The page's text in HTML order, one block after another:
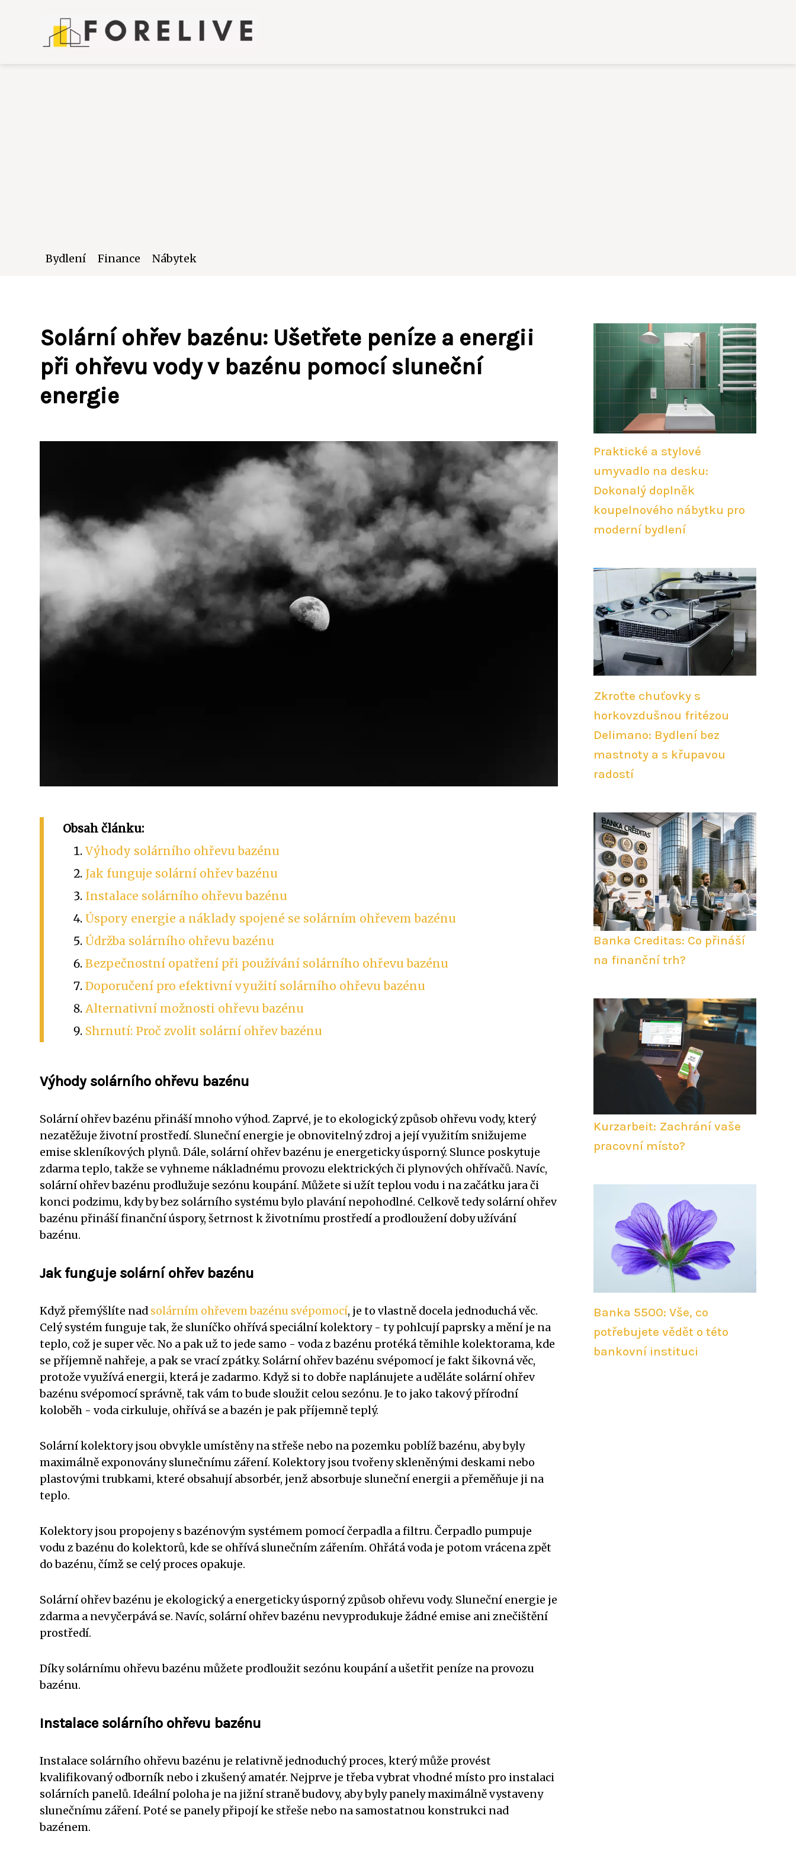
Bydlení Finance Nábytek
Solární ohřev bazénu: Ušetřete peníze a energii
při ohřevu vody v bazénu pomocí sluneční
energie
Obsah článku:
Výhody solárního ohřevu bazénu
Jak funguje solární ohřev bazénu
Instalace solárního ohřevu bazénu
Úspory energie a náklady spojené se solárním ohřevem bazénu
Údržba solárního ohřevu bazénu
Bezpečnostní opatření při používání solárního ohřevu bazénu
Doporučení pro efektivní využití solárního ohřevu bazénu
Alternativní možnosti ohřevu bazénu
Shrnutí: Proč zvolit solární ohřev bazénu
Výhody solárního ohřevu bazénu
Solární ohřev bazénu přináší mnoho výhod. Zaprvé, je to ekologický způsob ohřevu vody, který
nezatěžuje životní prostředí. Sluneční energie je obnovitelný zdroj a její využitím snižujeme
emise skleníkových plynů. Dále, solární ohřev bazénu je energeticky úsporný. Slunce poskytuje
zdarma teplo, takže se vyhneme nákladnému provozu elektrických či plynových ohřívačů. Navíc,
solární ohřev bazénu prodlužuje sezónu koupání. Můžete si užít teplou vodu i na začátku jara či
konci podzimu, kdy by bez solárního systému bylo plavání nepohodlné. Celkově tedy solární ohřev
bazénu přináší finanční úspory, šetrnost k životnímu prostředí a prodloužení doby užívání
bazénu.
Jak funguje solární ohřev bazénu
Když přemýšlíte nad solárním ohřevem bazénu svépomocí, je to vlastně docela jednoduchá věc.
Celý systém funguje tak, že sluníčko ohřívá speciální kolektory - ty pohlcují paprsky a mění je na
teplo, což je super věc. No a pak už to jede samo - voda z bazénu protéká těmihle kolektorama, kde
se příjemně nahřeje, a pak se vrací zpátky. Solární ohřev bazénu svépomocí je fakt šikovná věc,
protože využívá energii, která je zadarmo. Když si to dobře naplánujete a uděláte solární ohřev
bazénu svépomocí správně, tak vám to bude sloužit celou sezónu. Je to jako takový přírodní
koloběh - voda cirkuluje, ohřívá se a bazén je pak příjemně teplý.
Solární kolektory jsou obvykle umístěny na střeše nebo na pozemku poblíž bazénu, aby byly
maximálně exponovány slunečnímu záření. Kolektory jsou tvořeny skleněnými deskami nebo
plastovými trubkami, které obsahují absorbér, jenž absorbuje sluneční energii a přeměňuje ji na
teplo.
Kolektory jsou propojeny s bazénovým systémem pomocí čerpadla a filtru. Čerpadlo pumpuje
vodu z bazénu do kolektorů, kde se ohřívá slunečním zářením. Ohřátá voda je potom vrácena zpět
do bazénu, čímž se celý proces opakuje.
Solární ohřev bazénu je ekologický a energeticky úsporný způsob ohřevu vody. Sluneční energie je
zdarma a nevyčerpává se. Navíc, solární ohřev bazénu nevyprodukuje žádné emise ani znečištění
prostředí.
Díky solárnímu ohřevu bazénu můžete prodloužit sezónu koupání a ušetřit peníze na provozu
bazénu.
Instalace solárního ohřevu bazénu
Instalace solárního ohřevu bazénu je relativně jednoduchý proces, který může provést
kvalifikovaný odborník nebo i zkušený amatér. Nejprve je třeba vybrat vhodné místo pro instalaci
solárních panelů. Ideální poloha je na jižní straně budovy, aby byly panely maximálně vystaveny
slunečnímu záření. Poté se panely připojí ke střeše nebo na samostatnou konstrukci nad
bazénem.
Praktické a stylové
umyvadlo na desku:
Dokonalý doplněk
koupelnového nábytku pro
moderní bydlení
Zkroťte chuťovky s
horkovzdušnou fritézou
Delimano: Bydlení bez
mastnoty a s křupavou
radostí
Banka Creditas: Co přináší
na finanční trh?
Kurzarbeit: Zachrání vaše
pracovní místo?
Banka 5500: Vše, co
potřebujete vědět o této
bankovní instituci